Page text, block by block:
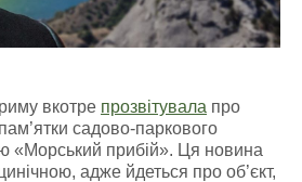
вкотре прозвітувала про
садово-паркового
«Морський прибій». Ця новина
адже йдеться про об’єкт,